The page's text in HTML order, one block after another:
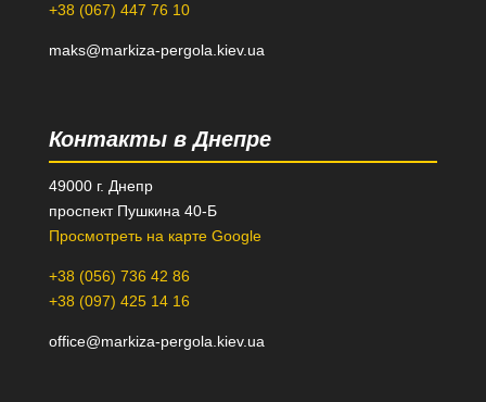
+38 (067) 447 76 10
maks@markiza-pergola.kiev.ua
Контакты в Днепре
49000 г. Днепр
проспект Пушкина 40-Б
Просмотреть на карте Google
+38 (056) 736 42 86
+38 (097) 425 14 16
office@markiza-pergola.kiev.ua